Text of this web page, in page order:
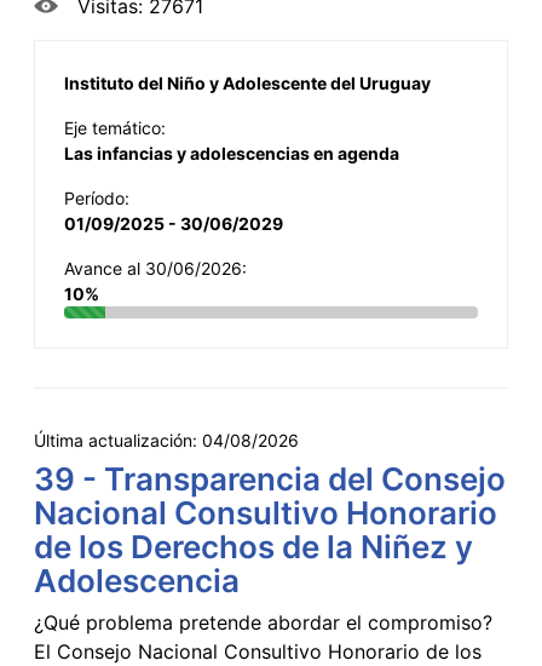
Visitas: 27671
Instituto del Niño y Adolescente del Uruguay
Eje temático:
Las infancias y adolescencias en agenda
Período:
01/09/2025 - 30/06/2029
Avance al 30/06/2026:
10%
Última actualización: 04/08/2026
39 - Transparencia del Consejo
Nacional Consultivo Honorario
de los Derechos de la Niñez y
Adolescencia
¿Qué problema pretende abordar el compromiso?
El Consejo Nacional Consultivo Honorario de los